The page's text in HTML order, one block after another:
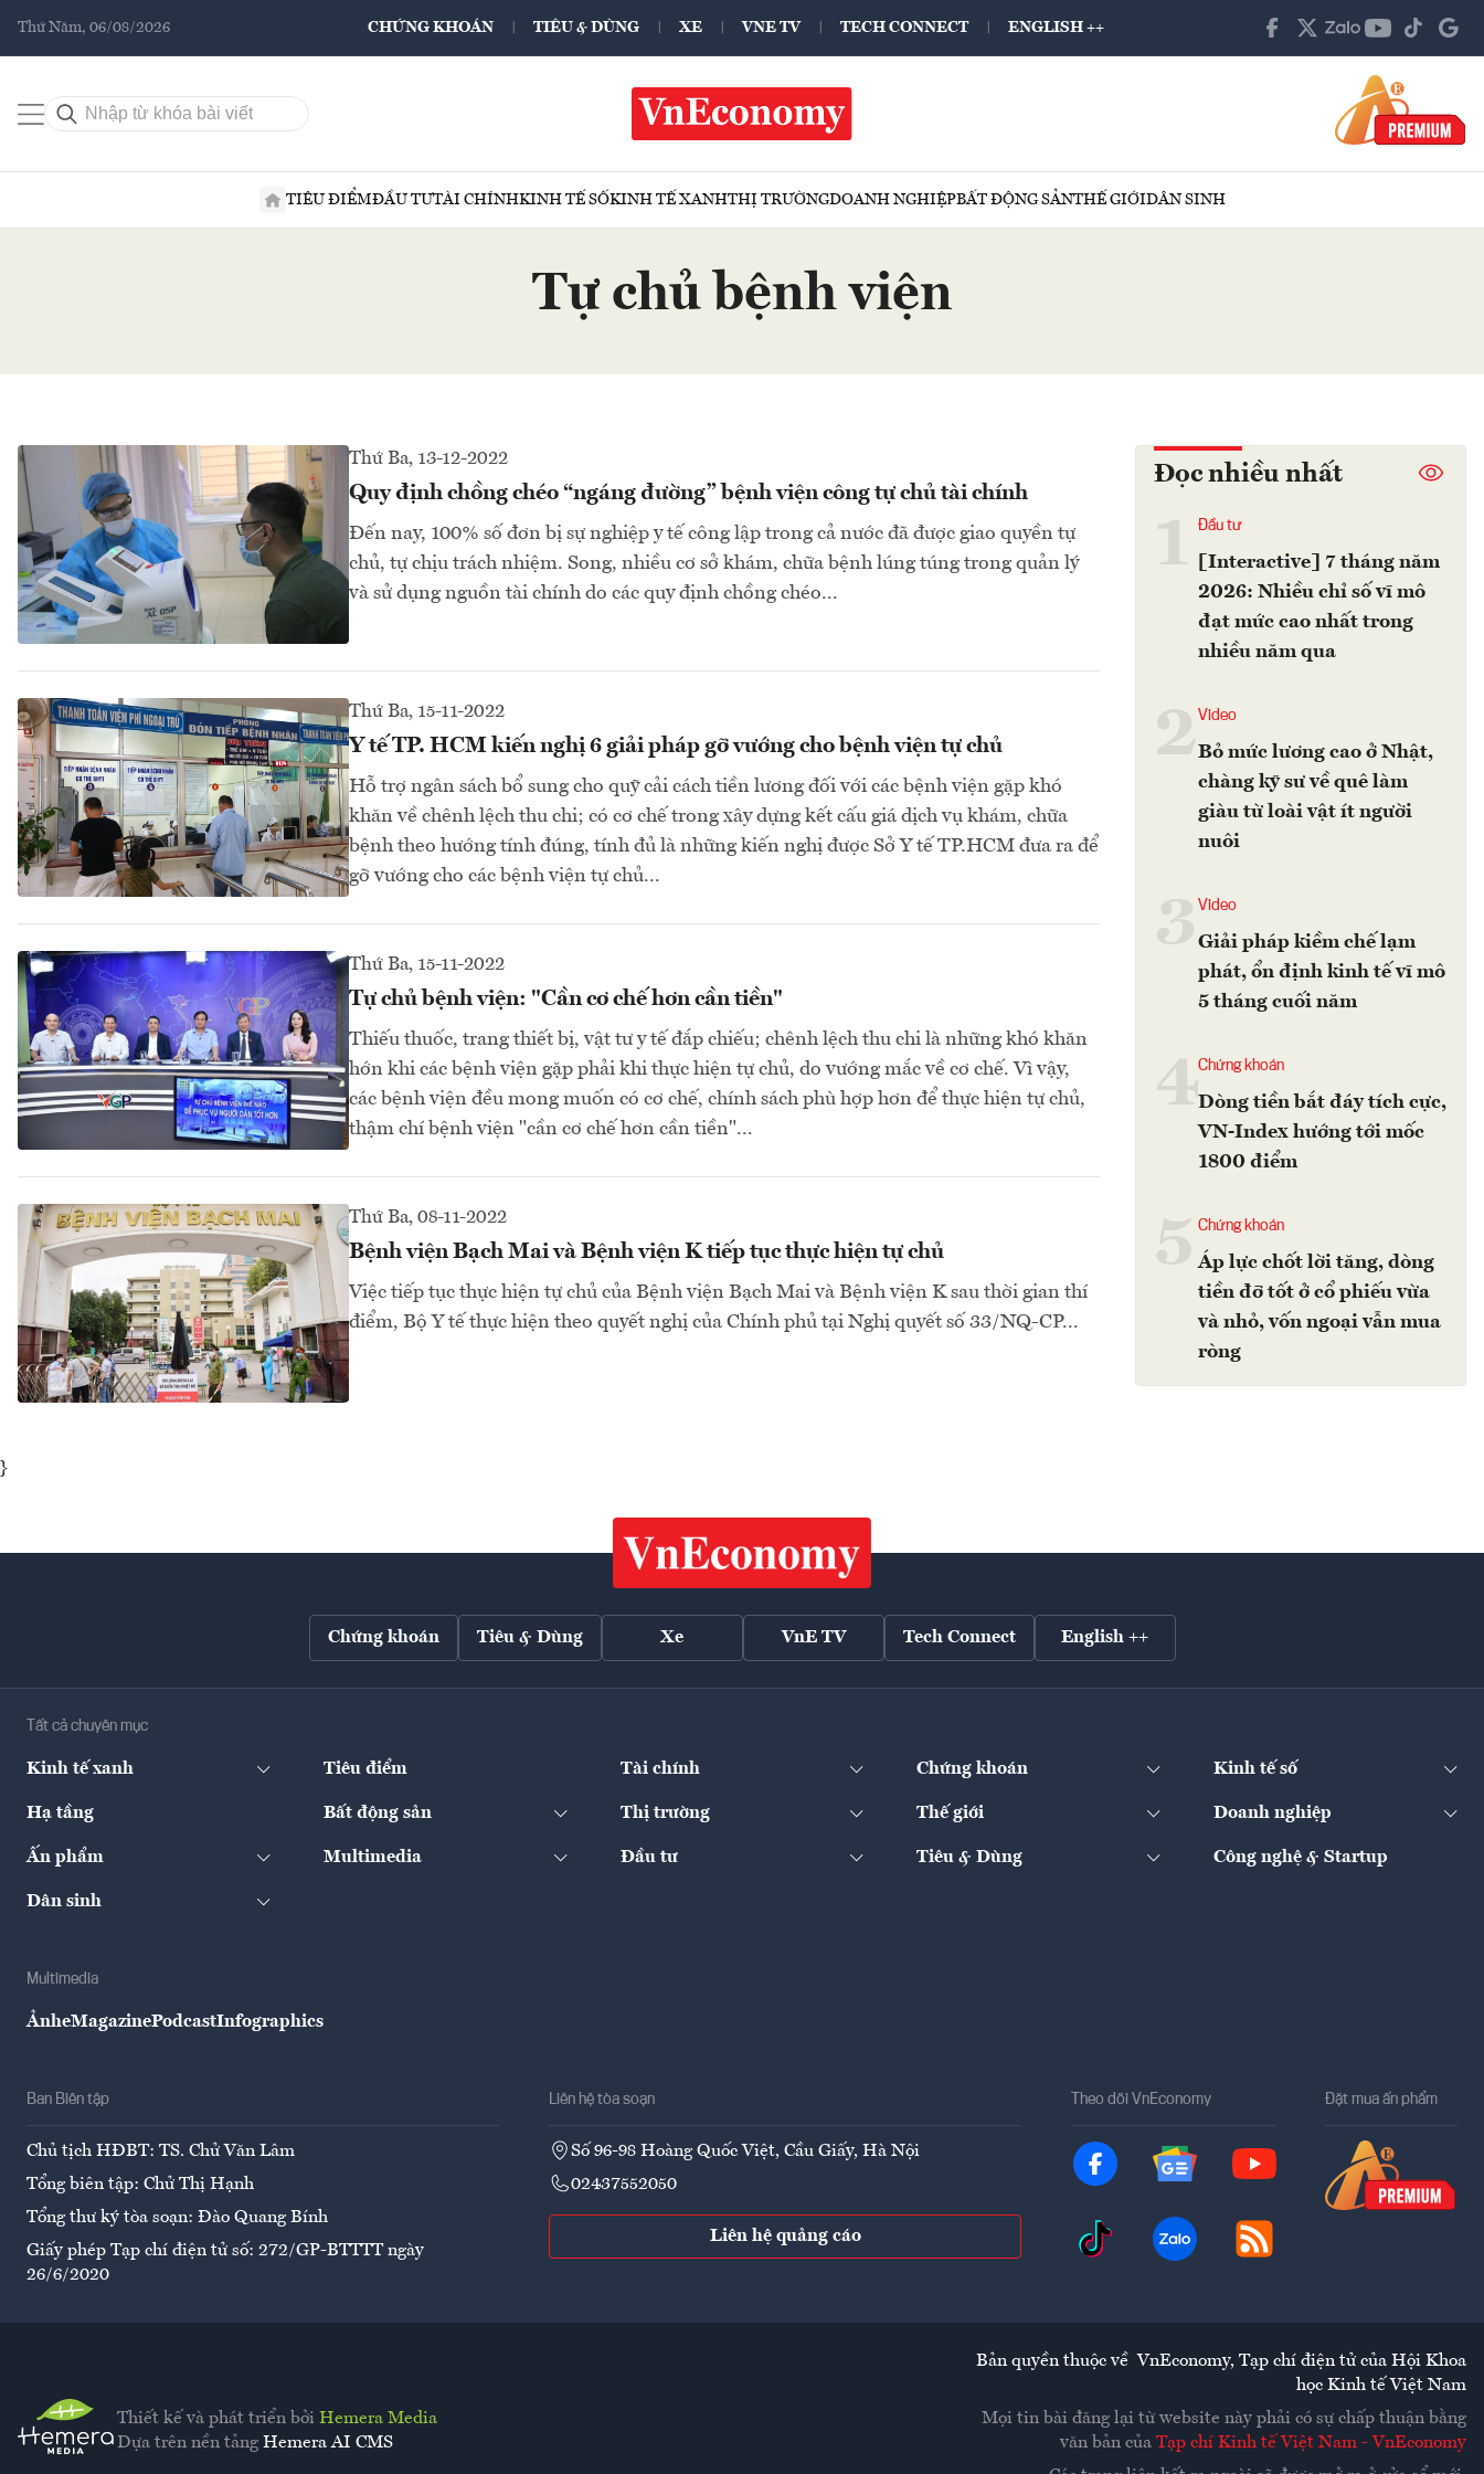
Thứ Năm, 06/08/2026 CHỨNG KHOÁN TIÊU & DÙNG XE VNE TV TECH CONNECT ENGLISH ++
TIÊU ĐIỂMĐẦU TƯTÀI CHÍNHKINH TẾ SỐKINH TẾ XANHTHỊ TRƯỜNGDOANH NGHIỆPBẤT ĐỘNG SẢNTHẾ GIỚIDÂN SINH
Tự chủ bệnh viện
Thứ Ba, 13-12-2022
Quy định chồng chéo “ngáng đường” bệnh viện công tự chủ tài chính
Đến nay, 100% số đơn bị sự nghiệp y tế công lập trong cả nước đã được giao quyền tự
chủ, tự chịu trách nhiệm. Song, nhiều cơ sở khám, chữa bệnh lúng túng trong quản lý
và sử dụng nguồn tài chính do các quy định chồng chéo...
Thứ Ba, 15-11-2022
Y tế TP. HCM kiến nghị 6 giải pháp gỡ vướng cho bệnh viện tự chủ
Hỗ trợ ngân sách bổ sung cho quỹ cải cách tiền lương đối với các bệnh viện gặp khó
khăn về chênh lệch thu chi; có cơ chế trong xây dựng kết cấu giá dịch vụ khám, chữa
bệnh theo hướng tính đúng, tính đủ là những kiến nghị được Sở Y tế TP.HCM đưa ra để
gỡ vướng cho các bệnh viện tự chủ...
Thứ Ba, 15-11-2022
Tự chủ bệnh viện: "Cần cơ chế hơn cần tiền"
Thiếu thuốc, trang thiết bị, vật tư y tế đắp chiếu; chênh lệch thu chi là những khó khăn
hớn khi các bệnh viện gặp phải khi thực hiện tự chủ, do vướng mắc về cơ chế. Vì vậy,
các bệnh viện đều mong muốn có cơ chế, chính sách phù hợp hơn để thực hiện tự chủ,
thậm chí bệnh viện "cần cơ chế hơn cần tiền"...
Thứ Ba, 08-11-2022
Bệnh viện Bạch Mai và Bệnh viện K tiếp tục thực hiện tự chủ
Việc tiếp tục thực hiện tự chủ của Bệnh viện Bạch Mai và Bệnh viện K sau thời gian thí
điểm, Bộ Y tế thực hiện theo quyết nghị của Chính phủ tại Nghị quyết số 33/NQ-CP...
Đọc nhiều nhất
Đầu tư
[Interactive] 7 tháng năm
2026: Nhiều chỉ số vĩ mô
đạt mức cao nhất trong
nhiều năm qua
2Video
Bỏ mức lương cao ở Nhật,
chàng kỹ sư về quê làm
giàu từ loài vật ít người
nuôi
Video
Giải pháp kiềm chế lạm
phát, ổn định kinh tế vĩ mô
5 tháng cuối năm
4Chứng khoán
Dòng tiền bắt đáy tích cực,
VN-Index hướng tới mốc
1800 điểm
Chứng khoán
Áp lực chốt lời tăng, dòng
tiền đỡ tốt ở cổ phiếu vừa
và nhỏ, vốn ngoại vẫn mua
ròng
}
Chứng khoán Tiêu & Dùng Xe VnE TV Tech Connect English ++
Tất cả chuyên mục
Kinh tế xanh Tiêu điểm Tài chính Chứng khoán Kinh tế số
Hạ tầng Bất động sản Thị trường Thế giới Doanh nghiệp
Ấn phẩm Multimedia Đầu tư Tiêu & Dùng Công nghệ & Startup
Dân sinh
Multimedia
ẢnheMagazinePodcastInfographics
Ban Biên tập
Chủ tịch HĐBT: TS. Chử Văn Lâm
Tổng biên tập: Chử Thị Hạnh
Tổng thư ký tòa soạn: Đào Quang Bính
Giấy phép Tạp chí điện tử số: 272/GP-BTTTT ngày
26/6/2020
Liên hệ tòa soạn
Số 96-98 Hoàng Quốc Việt, Cầu Giấy, Hà Nội
02437552050
Liên hệ quảng cáo
Theo dõi VnEconomy Đặt mua ấn phẩm
Thiết kế và phát triển bởi Hemera Media
Dựa trên nền tảng Hemera AI CMS
Bản quyền thuộc về VnEconomy, Tạp chí điện tử của Hội Khoa
học Kinh tế Việt Nam
Mọi tin bài đăng lại từ website này phải có sự chấp thuận bằng
văn bản của Tạp chí Kinh tế Việt Nam - VnEconomy